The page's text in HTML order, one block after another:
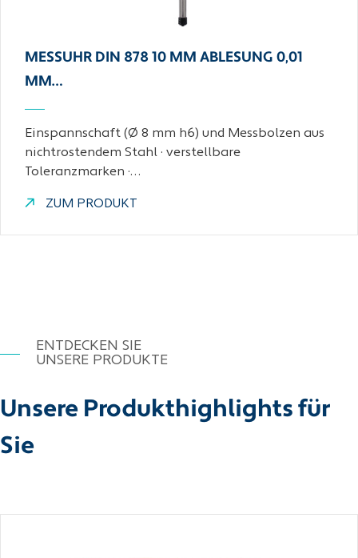
MESSUHR DIN 878 10 MM ABLESUNG 0,01
MM…
Einspannschaft (Ø 8 mm h6) und Messbolzen aus
nichtrostendem Stahl · verstellbare
Toleranzmarken ·…
ZUM PRODUKT
ENTDECKEN SIE
UNSERE PRODUKTE
Unsere Produkthighlights für
Sie